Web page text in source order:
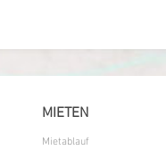
MIETEN
Mietablauf